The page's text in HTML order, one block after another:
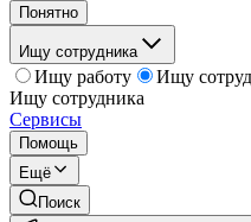
Понятно
Ищу сотрудника
Ищу работу
Ищу
Ищу сотрудника
Сервисы
Помощь
Ещё
Поиск